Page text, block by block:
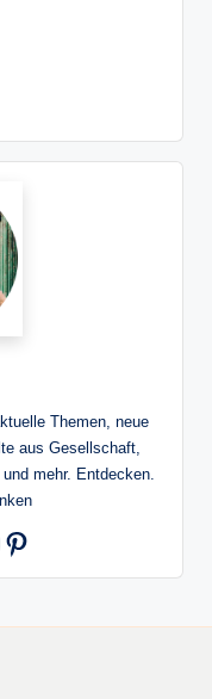
Themen, neue
aus Gesellschaft,
mehr. Entdecken.
Pinterest